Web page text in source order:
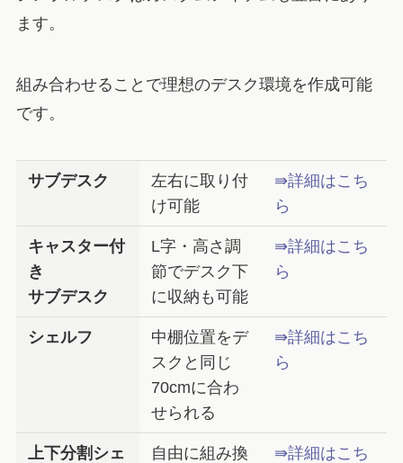
ます。
組み合わせることで理想のデスク環境を作成可能
です。
サブデスク
左右に取り付
け可能
⇛詳細はこち
ら
キャスター付
き
サブデスク
L字・高さ調
節でデスク下
に収納も可能
⇛詳細はこち
ら
シェルフ
中棚位置をデ
スクと同じ
70cmに合わ
せられる
⇛詳細はこち
ら
上下分割シェ
自由に組み換
⇛詳細はこち